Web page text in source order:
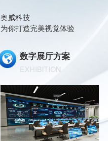
奥威科技
为你打造完美视觉体验
数字展厅方案
EXHIBITION